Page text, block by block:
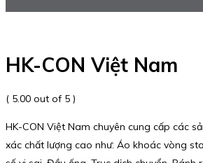
HK-CON Việt Nam
( 5.00 out of 5 )
HK-CON Việt Nam chuyên cung cấp các
xác chất lượng cao như: Áo khoác vòng